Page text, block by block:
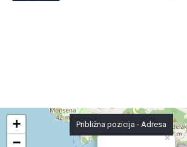
×
+
−
Približna pozicija - Adresa